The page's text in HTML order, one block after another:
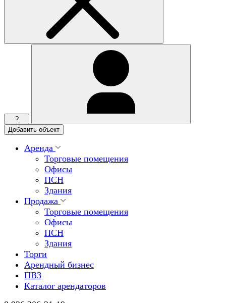
?
Добавить объект
Аренда
Торговые помещения
Офисы
ПСН
Здания
Продажа
Торговые помещения
Офисы
ПСН
Здания
Торги
Арендный бизнес
ПВЗ
Каталог арендаторов